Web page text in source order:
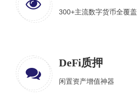
300+主流数字货币全覆盖
DeFi质押
闲置资产增值神器